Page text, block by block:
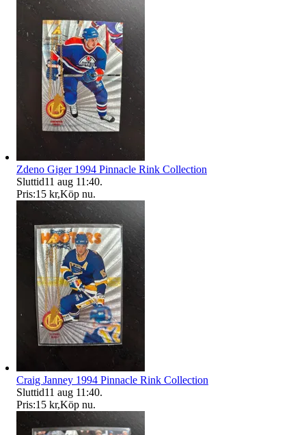
Zdeno Giger 1994 Pinnacle Rink Collection
Sluttid11 aug 11:40.
Pris:15 kr,Köp nu.
Craig Janney 1994 Pinnacle Rink Collection
Sluttid11 aug 11:40.
Pris:15 kr,Köp nu.